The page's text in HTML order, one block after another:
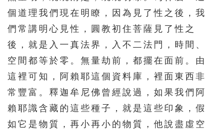
個道理我們現在明瞭，因為見了性之後，我
們常講明心見性，圓教初住菩薩見了性之
後，就是入一真法界，入不二法門，時間、
空間都等於零。無量劫前，都擺在面前。由
這裡可知，阿賴耶這個資料庫，裡面東西非
常豐富。釋迦牟尼佛曾經說過，如果我們阿
賴耶識含藏的這些種子，就是這些印象，假
如它是物質，再小再小的物質，他說盡虛空